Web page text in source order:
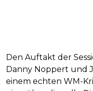
Den Auftakt der
Danny Noppert und
einem echten WM-